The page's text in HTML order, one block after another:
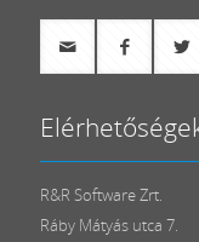
R&R Software Zrt.
Ráby Mátyás utca 7.